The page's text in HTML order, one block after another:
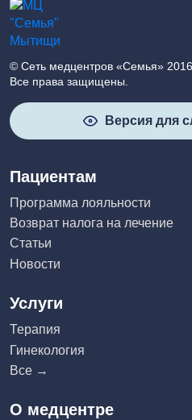
© Сеть медцентров «Семья»
Все права защищены.
Версия для
Пациентам
Программа лояльности
Возврат налога на лечение
Статьи
Новости
Услуги
Терапия
Гинекология
Все →
О медцентре